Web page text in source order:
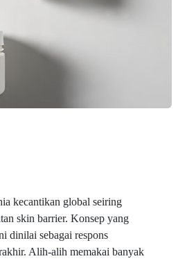
kecantikan global seiring
skin barrier. Konsep yang
dinilai sebagai respons
Alih-alih memakai banyak